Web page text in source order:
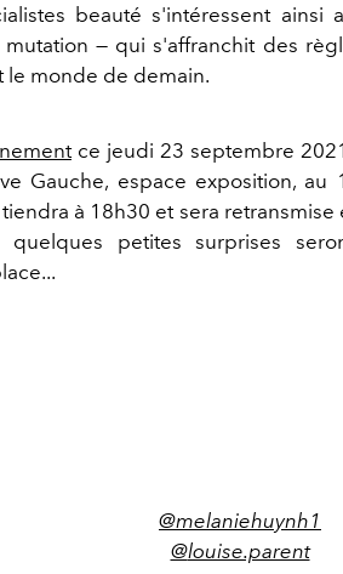
beauté s'intéressent ainsi
— qui s'affranchit des
le monde de demain.
ce jeudi 23 septembre
Gauche, espace exposition, au
à 18h30 et sera retransmise
petites surprises
@melaniehuynh1
@louise.parent